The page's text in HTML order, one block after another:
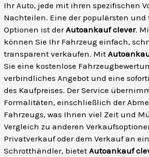
Ihr Auto, jede mit ihren spezifischen
Nachteilen. Eine der populärsten
Optionen ist derAutoankauf clever.
können Sie Ihr Fahrzeug einfach,
transparent verkaufen. Mit
Sie eine kostenlose
verbindliches Angebot und eine
des Kaufpreises. Der Service
Formalitäten, einschließlich der
Fahrzeugs, was Ihnen viel Zeit und
Vergleich zu anderen
Privatverkauf oder dem Verkauf an
Schrotthändler, bietet Autoankauf